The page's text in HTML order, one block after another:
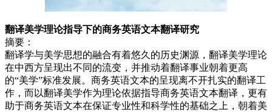
翻译美学理论指导下的商务英语文本翻译研究
摘要：
翻译学与美学思想的融合有着悠久的历史渊源，翻译美学理论
在中西方呈现出不同的流变，并推动着翻译事业朝着更高
的“美学”标准发展。商务英语文本的呈现离不开扎实的翻译工
作，而以翻译美学作为理论依据指导商务英语文本翻译，更有
助于商务英语文本在保证专业性和科学性的基础之上，朝着美